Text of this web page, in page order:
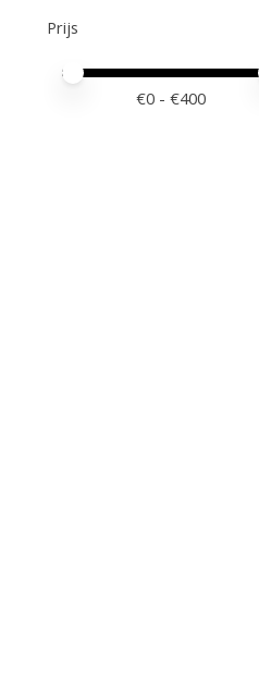
Prijs
Minimale prijswaarde
Price maximum value
€0 - €400